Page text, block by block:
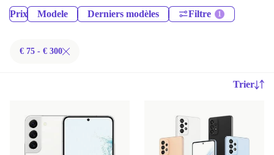
Prix Modele Derniers modèles Filtre
€ 75 - € 300
Trier